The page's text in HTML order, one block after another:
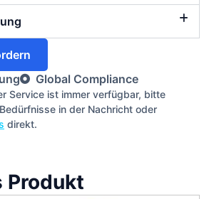
Global Compliance
Service ist immer verfügbar, bitte
in der Nachricht oder
direkt.
Produkt